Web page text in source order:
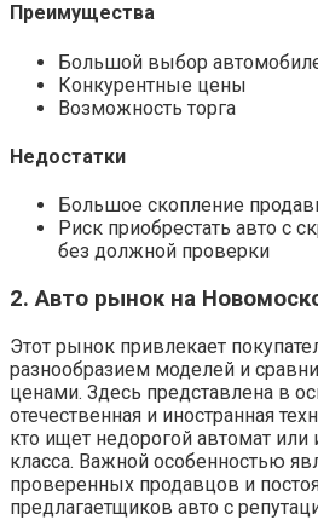
Преимущества
Большой выбор
Конкурентные цены
Возможность торга
Недостатки
Большое скопление
Риск приобрестать авто с
без должной проверки
2. Авто рынок на
Этот рынок привлекает
разнообразием моделей и
ценами. Здесь представлена в
отечественная и иностранная
кто ищет недорогой автомат или
класса. Важной особенностью
проверенных продавцов и
предлагаетщиков авто с